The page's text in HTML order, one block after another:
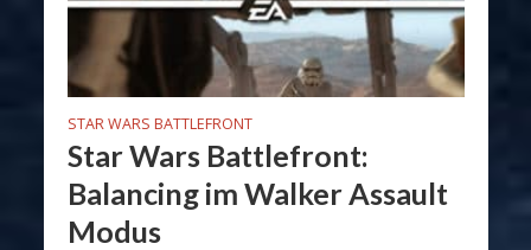
STAR WARS BATTLEFRONT
Star Wars Battlefront:
Balancing im Walker Assault
Modus